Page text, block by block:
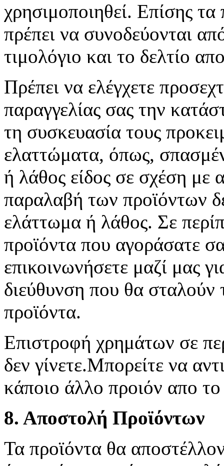
χρησιμοποιηθεί. Επίσης
πρέπει να συνοδεύονται
τιμολόγιο και το δελτίο
Πρέπει να ελέγχετε
παραγγελίας σας την
τη συσκευασία τους
ελαττώματα, όπως,
ή λάθος είδος σε σχέση με
παραλαβή των προϊόντων
ελάττωμα ή λάθος. Σε
προϊόντα που αγοράσατε
επικοινωνήσετε μαζί μας
διεύθυνση που θα σταλούν
προϊόντα.
Επιστροφή χρημάτων σε
δεν γίνετε.Μπορείτε να
κάποιο άλλο προιόν απο το
8. Αποστολή Προϊόντων
Τα προϊόντα θα